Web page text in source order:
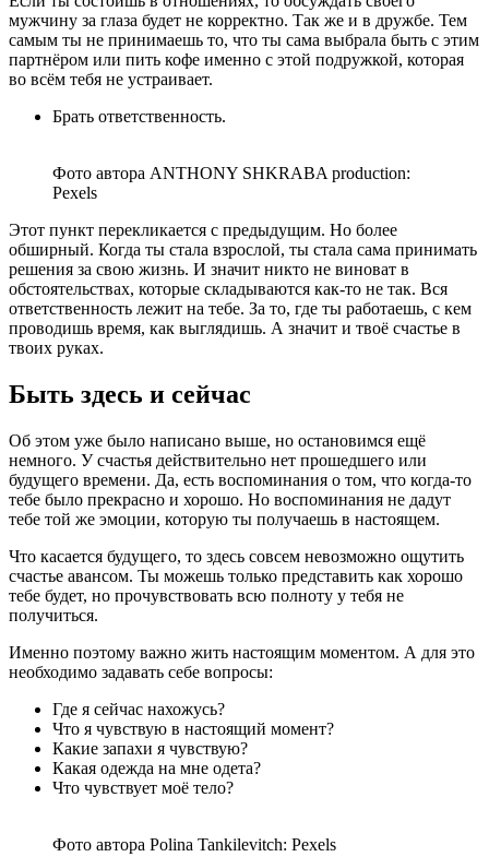
мужчину за глаза будет не корректно. Так же и в дружбе. Тем
самым ты не принимаешь то, что ты сама выбрала быть с этим
партнёром или пить кофе именно с этой подружкой, которая
во всём тебя не устраивает.
Брать ответственность.
Фото автора ANTHONY SHKRABA production:
Pexels
Этот пункт перекликается с предыдущим. Но более
обширный. Когда ты стала взрослой, ты стала сама принимать
решения за свою жизнь. И значит никто не виноват в
обстоятельствах, которые складываются как-то не так. Вся
ответственность лежит на тебе. За то, где ты работаешь, с кем
проводишь время, как выглядишь. А значит и твоё счастье в
твоих руках.
Быть здесь и сейчас
Об этом уже было написано выше, но остановимся ещё
немного. У счастья действительно нет прошедшего или
будущего времени. Да, есть воспоминания о том, что когда-то
тебе было прекрасно и хорошо. Но воспоминания не дадут
тебе той же эмоции, которую ты получаешь в настоящем.
Что касается будущего, то здесь совсем невозможно ощутить
счастье авансом. Ты можешь только представить как хорошо
тебе будет, но прочувствовать всю полноту у тебя не
получиться.
Именно поэтому важно жить настоящим моментом. А для это
необходимо задавать себе вопросы:
Где я сейчас нахожусь?
Что я чувствую в настоящий момент?
Какие запахи я чувствую?
Какая одежда на мне одета?
Что чувствует моё тело?
Фото автора Polina Tankilevitch: Pexels